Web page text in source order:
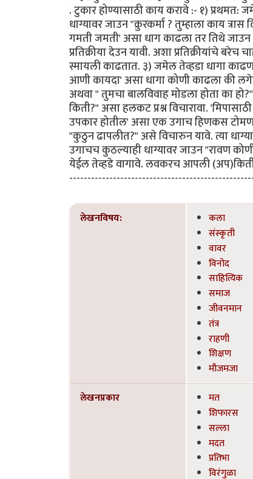
. टुकार होण्यासाठी काय करावे :- १) प्रथमत:
धाग्यावर जाउन "क्रुरकर्मा ? तुम्हाला काय
गमती जमती' असा धाग काढला तर तिथे जाउन
प्रतिक्रीया देउन यावी. अशा प्रतिक्रीयांचे
स्मायली काढतात. ३) जमेल तेव्हडा धागा
आणी कायदा' असा धागा कोणी काढला की
अथवा " तुमचा बालविवाह मोडला होता का
किती?" असा हलकट प्रश्न विचारावा.
उपकार होतील' असा एक उगाच हिणकस
"कुठुन ढापलीत?" असे विचारुन यावे. त्या
उगाचच कुठल्याही धाग्यावर जाउन "रावण
येईल तेव्हडे वागावे. लवकरच आपली
लेखनविषय:
कला
संस्कृती
वावर
विनोद
साहित्यिक
समाज
जीवनमान
तंत्र
राहणी
शिक्षण
मौजमजा
लेखनप्रकार
मत
शिफारस
सल्ला
मदत
प्रतिभा
विरंगुळा